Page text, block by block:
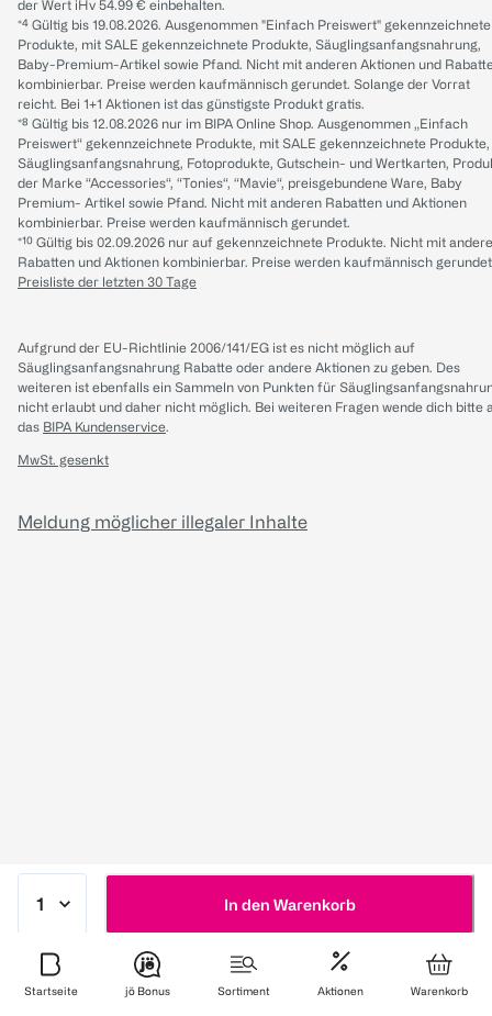
In den Warenkorb
der Wert iHv 54.99 € einbehalten.
*⁴ Gültig bis 19.08.2026. Ausgenommen "Einfach Preiswert" gekennzeichnete
Produkte, mit SALE gekennzeichnete Produkte, Säuglingsanfangsnahrung,
Baby-Premium-Artikel sowie Pfand. Nicht mit anderen Aktionen und
kombinierbar. Preise werden kaufmännisch gerundet. Solange der Vorrat
reicht. Bei 1+1 Aktionen ist das günstigste Produkt gratis.
*⁸ Gültig bis 12.08.2026 nur im BIPA Online Shop. Ausgenommen „Einfach
Preiswert“ gekennzeichnete Produkte, mit SALE gekennzeichnete Produkte,
Säuglingsanfangsnahrung, Fotoprodukte, Gutschein- und Wertkarten,
der Marke “Accessories“, “Tonies“, “Mavie“, preisgebundene Ware, Baby
Premium- Artikel sowie Pfand. Nicht mit anderen Rabatten und Aktionen
kombinierbar. Preise werden kaufmännisch gerundet.
*¹⁰ Gültig bis 02.09.2026 nur auf gekennzeichnete Produkte. Nicht mit
Rabatten und Aktionen kombinierbar. Preise werden kaufmännisch
Preisliste der letzten 30 Tage
Aufgrund der EU-Richtlinie 2006/141/EG ist es nicht möglich auf
Säuglingsanfangsnahrung Rabatte oder andere Aktionen zu geben. Des
weiteren ist ebenfalls ein Sammeln von Punkten für
nicht erlaubt und daher nicht möglich. Bei weiteren Fragen wende dich bitte
das BIPA Kundenservice.
MwSt. gesenkt
Meldung möglicher illegaler Inhalte
Startseite jö Bonus Sortiment Aktionen Warenkorb